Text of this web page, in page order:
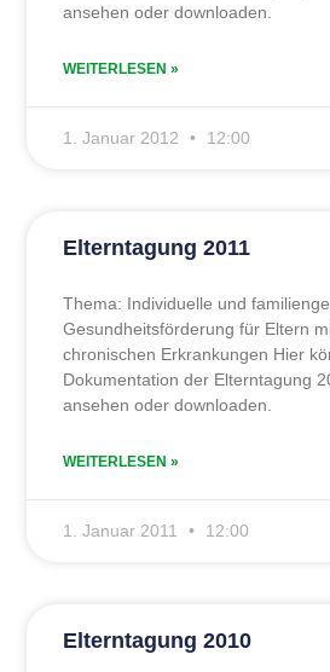
ansehen oder downloaden.
WEITERLESEN »
1. Januar 2012 12:00
Elterntagung 2011
Thema: Individuelle und
Gesundheitsförderung für Eltern
chronischen Erkrankungen Hier
Dokumentation der Elterntagung
ansehen oder downloaden.
WEITERLESEN »
1. Januar 2011 12:00
Elterntagung 2010